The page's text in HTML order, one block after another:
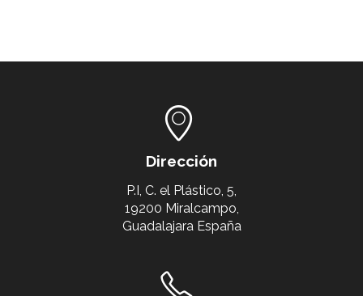
Dirección
P.I, C. el Plástico, 5,
19200 Miralcampo,
Guadalajara España